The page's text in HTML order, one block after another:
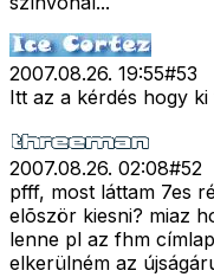
2007.08.26. 19:55#53
Itt az a kérdés hogy
2007.08.26. 02:08#52
pfff, most láttam 7es
elõször kiesni? miaz
lenne pl az fhm
elkerülném az